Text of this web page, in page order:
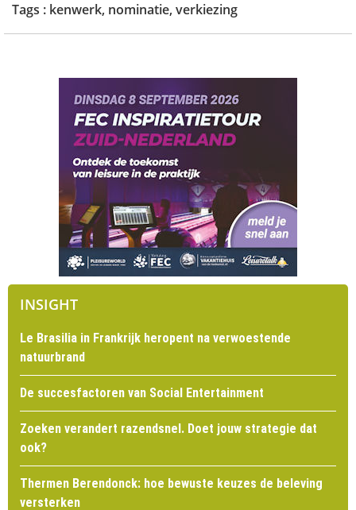
Tags : kenwerk, nominatie, verkiezing
INSIGHT
Le Brasilia in Frankrijk heropent na verwoestende
natuurbrand
De succesfactoren van Social Entertainment
Zoeken verandert razendsnel. Doet jouw strategie dat
ook?
Thermen Berendonck: hoe bewuste keuzes de beleving
versterken